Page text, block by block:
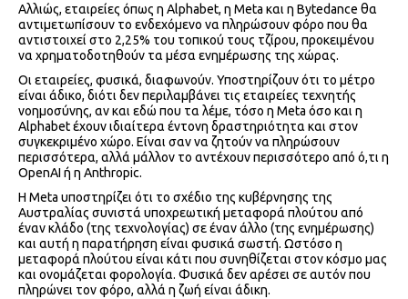
Αλλιώς, εταιρείες όπως η Alphabet, η Meta και η Bytedance θα
αντιμετωπίσουν το ενδεχόμενο να πληρώσουν φόρο που θα
αντιστοιχεί στο 2,25% του τοπικού τους τζίρου, προκειμένου
να χρηματοδοτηθούν τα μέσα ενημέρωσης της χώρας.
Οι εταιρείες, φυσικά, διαφωνούν. Υποστηρίζουν ότι το μέτρο
είναι άδικο, διότι δεν περιλαμβάνει τις εταιρείες τεχνητής
νοημοσύνης, αν και εδώ που τα λέμε, τόσο η Meta όσο και η
Alphabet έχουν ιδιαίτερα έντονη δραστηριότητα και στον
συγκεκριμένο χώρο. Είναι σαν να ζητούν να πληρώσουν
περισσότερα, αλλά μάλλον το αντέχουν περισσότερο από ό,τι η
OpenAI ή η Anthropic.
H Meta υποστηρίζει ότι το σχέδιο της κυβέρνησης της
Αυστραλίας συνιστά υποχρεωτική μεταφορά πλούτου από
έναν κλάδο (της τεχνολογίας) σε έναν άλλο (της ενημέρωσης)
και αυτή η παρατήρηση είναι φυσικά σωστή. Ωστόσο η
μεταφορά πλούτου είναι κάτι που συνηθίζεται στον κόσμο μας
και ονομάζεται φορολογία. Φυσικά δεν αρέσει σε αυτόν που
πληρώνει τον φόρο, αλλά η ζωή είναι άδικη.